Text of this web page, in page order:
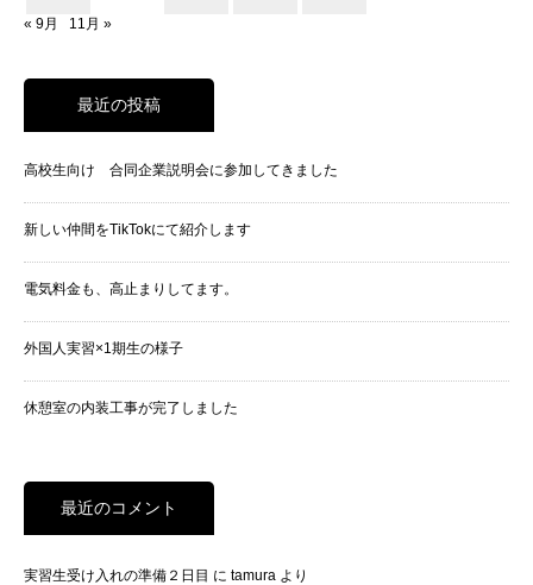
« 9月 11月 »
最近の投稿
高校生向け 合同企業説明会に参加してきました
新しい仲間をTikTokにて紹介します
電気料金も、高止まりしてます。
外国人実習×1期生の様子
休憩室の内装工事が完了しました
最近のコメント
実習生受け入れの準備２日目 に tamura より